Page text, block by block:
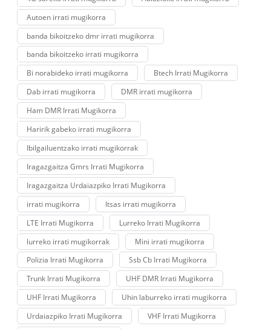
Autoen irrati mugikorra
banda bikoitzeko dmr irrati mugikorra
banda bikoitzeko irrati mugikorra
Bi norabideko irrati mugikorra
Btech Irrati Mugikorra
Dab irrati mugikorra
DMR irrati mugikorra
Ham DMR Irrati Mugikorra
Haririk gabeko irrati mugikorra
Ibilgailuentzako irrati mugikorrak
Iragazgaitza Gmrs Irrati Mugikorra
Iragazgaitza Urdaiazpiko Irrati Mugikorra
irrati mugikorra
Itsas irrati mugikorra
LTE Irrati Mugikorra
Lurreko Irrati Mugikorra
lurreko irrati mugikorrak
Mini irrati mugikorra
Polizia Irrati Mugikorra
Ssb Cb Irrati Mugikorra
Trunk Irrati Mugikorra
UHF DMR Irrati Mugikorra
UHF Irrati Mugikorra
Uhin laburreko irrati mugikorra
Urdaiazpiko Irrati Mugikorra
VHF Irrati Mugikorra